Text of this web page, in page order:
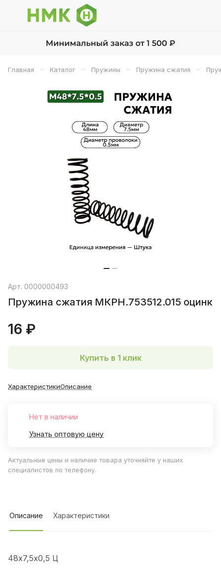
Главная – Каталог – Пружины – Пружина сжатия –
Арт. 0000000493
Пружина сжатия МКРН.753512.015 оцинк
16 ₽
Купить в 1 клик
ХарактеристикиОписание
Нет в наличии
Узнать оптовую цену
Актуальные цены и наличие товара уточняйте у наших
специалистов по телефону.
Описание Характеристики
48х7,5х0,5 Ц